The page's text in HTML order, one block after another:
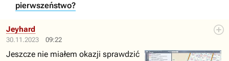
pierwszeństwo?
30.11.2023 09:22
Jeyhard
Jeszcze nie miałem okazji sprawdzić